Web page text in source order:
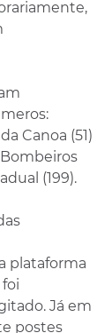
Canoa (51)
(199).
plataforma
Já em
postes